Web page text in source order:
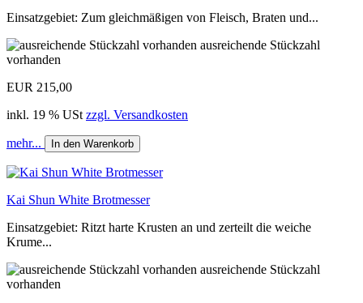
Einsatzgebiet: Zum gleichmäßigen von Fleisch, Braten und...
ausreichende Stückzahl
vorhanden
EUR 215,00
inkl. 19 % USt zzgl. Versandkosten
mehr... In den Warenkorb
Kai Shun White Brotmesser
Einsatzgebiet: Ritzt harte Krusten an und zerteilt die weiche
Krume...
ausreichende Stückzahl
vorhanden